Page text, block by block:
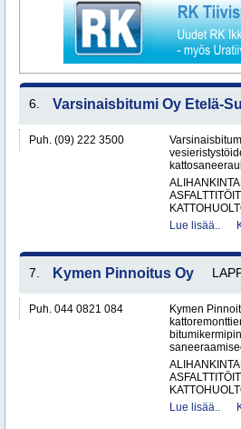
6. Varsinaisbitumi Oy Etelä-
Puh. (09) 222 3500
Lue lisää..
7. Kymen Pinnoitus Oy
Puh. 044 0821 084
Kymen
Lue lisää..